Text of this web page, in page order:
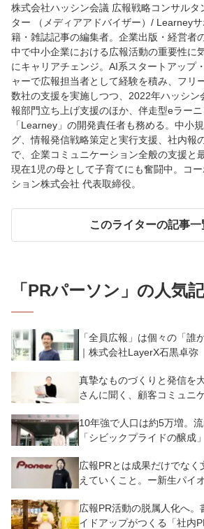
株式会社ハッシン会議 広報戦略コンサルタ
ター （メディアアドバイザー）/ Learney
籍・雑誌記事の編集者。企業出版・経営者
中で中小企業における広報活動の重要性に
にキャリアチェンジ。AI系スタートアップ
ャーで広報担当者として経験を積み、フリ
数社の支援を実施しつつ、2022年ハッシン
報部門立ち上げ支援のほか、伴走型eラー
「Learney」の開発責任者も務める。中小
グ、情報発信戦略策定と実行支援、社内報
で、企業コミュニケーション全般の支援と
現在1児の母として子育てにも奮闘中。コ
ション株式会社 代表取締役。
このライターの記事一
「 PRパーソン 」の人気
「全員広報」は個々の「誰
｜株式会社LayerX石黒卓弥
真摯なものづくりと発信を
さんに聞く、顧客コミュニ
10年強で人口は約5万増。
「シビックプライドの醸成
広報PRとは成果だけでなく
えていくこと。ー新生パイ
広報PR活動の脱属人化へ
イドアップがつくる「社内